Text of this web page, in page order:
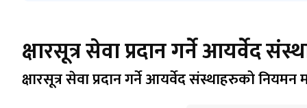
क्षारसूत्र सेवा प्रदान गर्ने आयर्वेद
क्षारसूत्र सेवा प्रदान गर्ने आयर्वेद संस्थाहरुको